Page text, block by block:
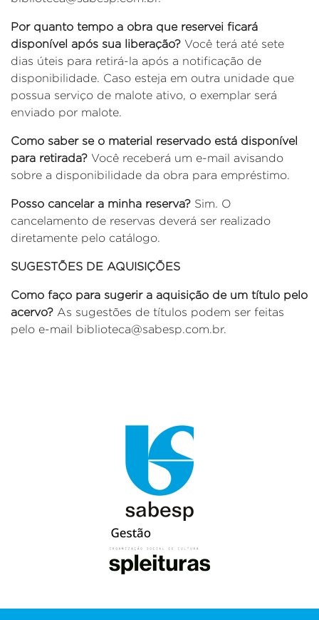
Por quanto tempo a obra que reservei ficará
disponível após sua liberação? Você terá até sete
dias úteis para retirá-la após a notificação de
disponibilidade. Caso esteja em outra unidade que
possua serviço de malote ativo, o exemplar será
enviado por malote.
Como saber se o material reservado está disponível
para retirada? Você receberá um e-mail avisando
sobre a disponibilidade da obra para empréstimo.
Posso cancelar a minha reserva? Sim. O
cancelamento de reservas deverá ser realizado
diretamente pelo catálogo.
SUGESTÕES DE AQUISIÇÕES
Como faço para sugerir a aquisição de um título pelo
acervo? As sugestões de títulos podem ser feitas
pelo e-mail biblioteca@sabesp.com.br.